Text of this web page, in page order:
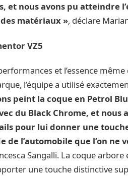
et nous avons pu atteindre
matériaux », déclare
VZ5
et l’essence
l’équipe a utilisé
peint la coque en Petrol
du Black Chrome, et
pour lui donner une
de l’automobile que l’on
Sangalli. La coque
une touche distinctive